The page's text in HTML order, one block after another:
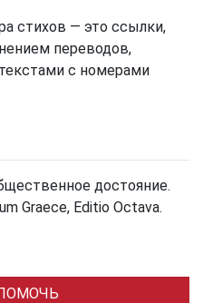
стихов — это ссылки,
переводов,
с номерами
достояние.
Graece, Editio Octava.